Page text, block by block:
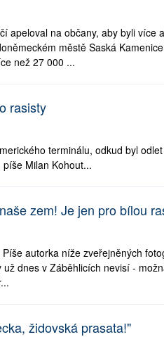
apeloval na občany, aby byli více
městě Saská
než 27 000 ...
rasisty
terminálu, odkud byl
píše Milan Kohout...
zem! Je jen pro bílou
autorka níže zveřejněných
dnes v Záběhlicích nevisí -
židovská prasata!"